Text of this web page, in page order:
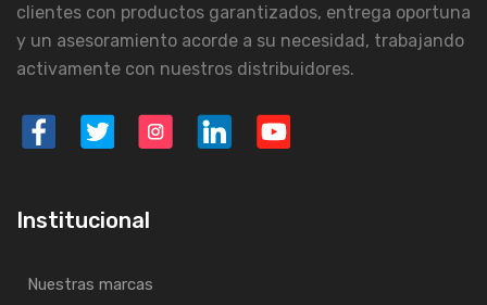
clientes con productos garantizados, entrega oportuna
y un asesoramiento acorde a su necesidad, trabajando
activamente con nuestros distribuidores.
Institucional
Nuestras marcas